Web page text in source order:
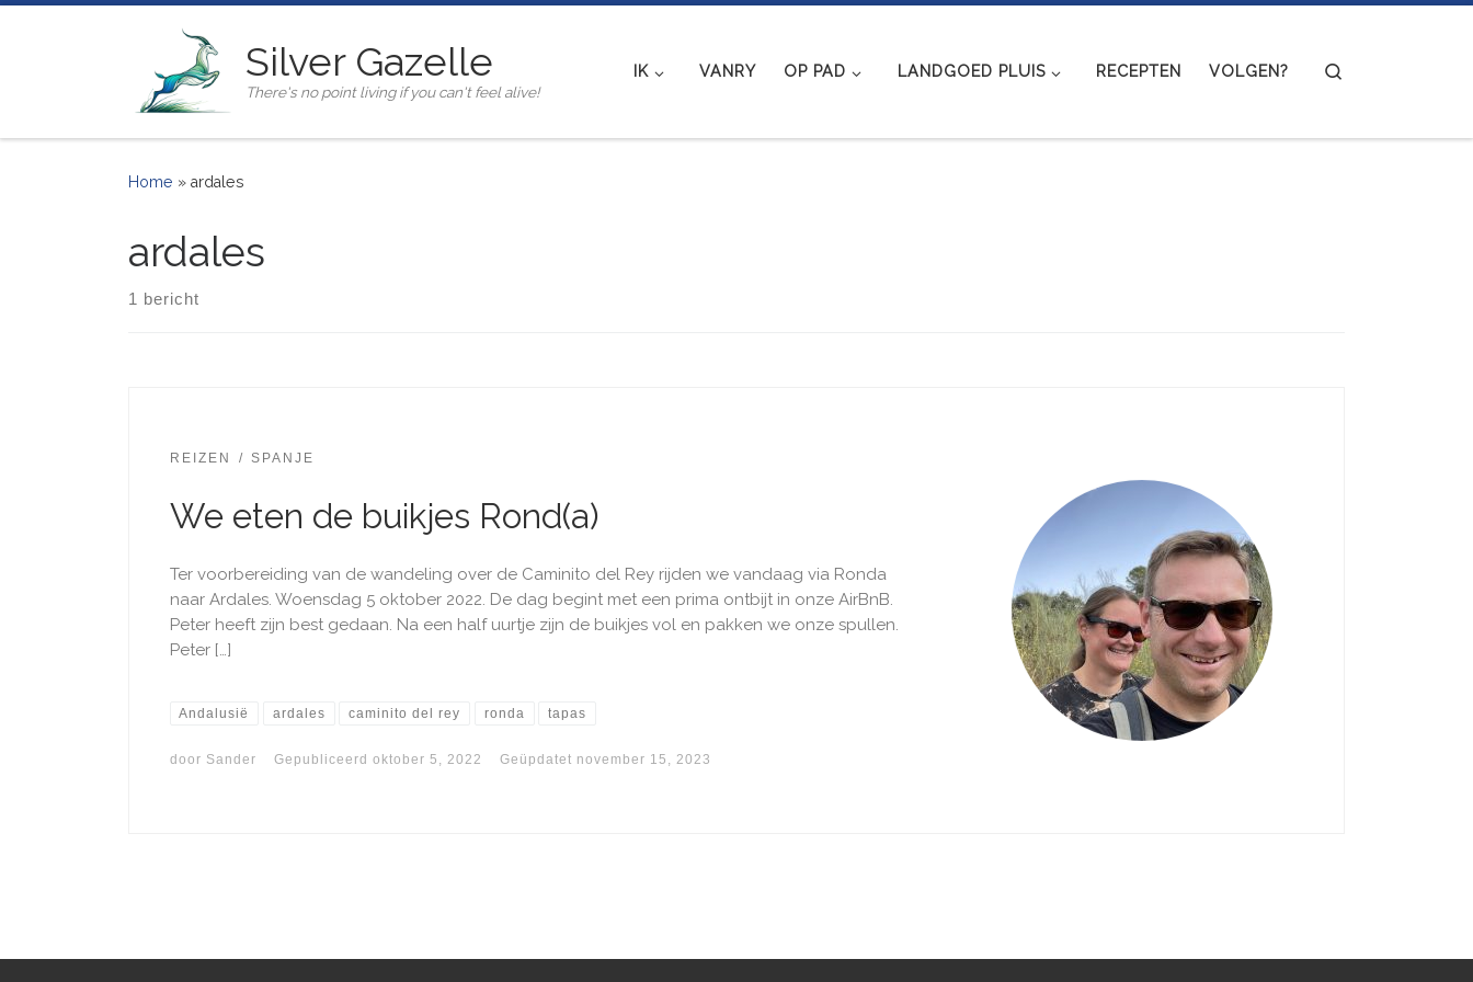
Silver Gazelle
There's no point living if you can't feel alive!
IK VANRY OP PAD LANDGOED PLUIS RECEPTEN VOLGEN?
Home » ardales
ardales
1 bericht
REIZEN SPANJE
We eten de buikjes Rond(a)
Ter voorbereiding van de wandeling over de Caminito del Rey rijden we vandaag via Ronda
naar Ardales. Woensdag 5 oktober 2022. De dag begint met een prima ontbijt in onze AirBnB.
Peter heeft zijn best gedaan. Na een half uurtje zijn de buikjes vol en pakken we onze spullen.
Peter […]
Andalusië ardales caminito del rey ronda tapas
door Sander Gepubliceerd oktober 5, 2022 Geüpdatet november 15, 2023